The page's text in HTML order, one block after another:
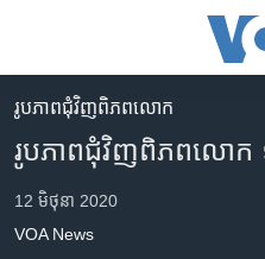
គេហទំព័រ​
រំលង​
និង​
កម្ពុជា
អន្តរជាតិ
អាមេរិក
រូបភាព​ជុំ​វិញ​ពិភពលោក
រូបភាព​ជុំវិញ​ពិភពលោក
12 មិថុនា 2020
VOA News